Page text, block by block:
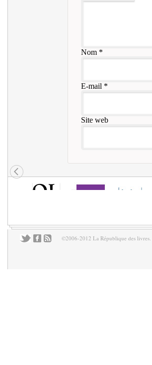
Nom*
E-mail *
Site web
©2006-2012 La République des